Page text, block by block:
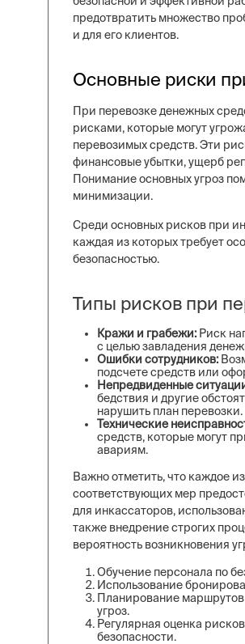
предотвратить множество
и для его клиентов.
Основные риски
При перевозке денежных
рисками, которые могут
перевозимых средств. Эти
финансовые убытки, ущерб
Понимание основных угроз
минимизации.
Среди основных рисков при
каждая из которых требует
безопасностью.
Типы рисков при
Кражи и грабежи: Риск
с целью завладения
Ошибки сотрудников:
подсчете средств или
Непредвиденные
бедствия и другие
нарушить план перевозки.
Технические
средств, которые могут
авариям.
Важно отметить, что каждое
соответствующих мер
для инкассаторов,
также внедрение строгих
вероятность возникновения
Обучение персонала по
Использование
Планирование
угроз.
Регулярная оценка
безопасности.